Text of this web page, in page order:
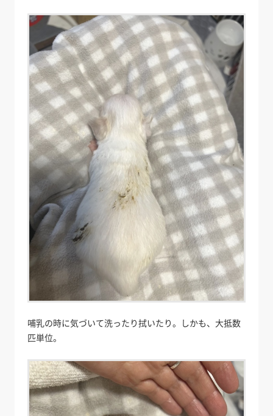
哺乳の時に気づいて洗ったり拭いたり。しかも、大抵数
匹単位。